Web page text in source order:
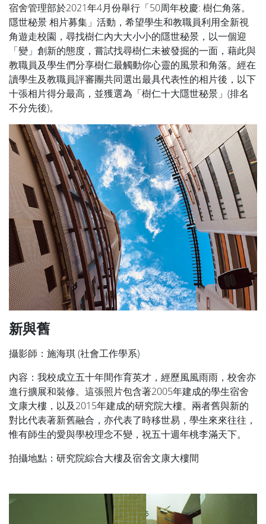
宿舍管理部於2021年4月份舉行「50周年校慶: 樹仁角落。
隱世秘景 相片募集」活動，希望學生和教職員利用全新視
角遊走校園，尋找樹仁內大大小小的隱世秘景，以一個迎
「變」創新的態度，嘗試找尋樹仁未被發掘的一面，藉此與
教職員及學生們分享樹仁最觸動你心靈的風景和角落。經在
讀學生及教職員評審團共同選出最具代表性的相片後，以下
十張相片得分最高，並獲選為「樹仁十大隱世秘景」(排名
不分先後)。
新與舊
攝影師：施海琪 (社會工作學系)
內容：我校成立五十年間作育英才，經歷風風雨雨，校舍亦
進行擴展和裝修。這張照片包含著2005年建成的學生宿舍
文康大樓，以及2015年建成的研究院大樓。兩者舊與新的
對比代表著新舊融合，亦代表了時移世易，學生來來往往，
惟有師生的愛與學校理念不變，祝五十週年桃李滿天下。
拍攝地點：研究院綜合大樓及宿舍文康大樓間